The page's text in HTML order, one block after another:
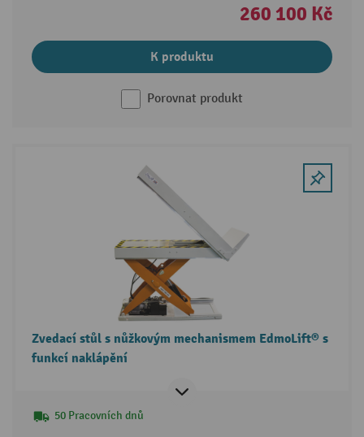
260 100 Kč
K produktu
Porovnat produkt
Zvedací stůl s nůžkovým mechanismem EdmoLift® s
funkcí naklápění
50 Pracovních dnů